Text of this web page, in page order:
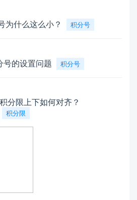
为什么这么小？ 积分号
号的设置问题 积分号
分限上下如何对齐？
积分限